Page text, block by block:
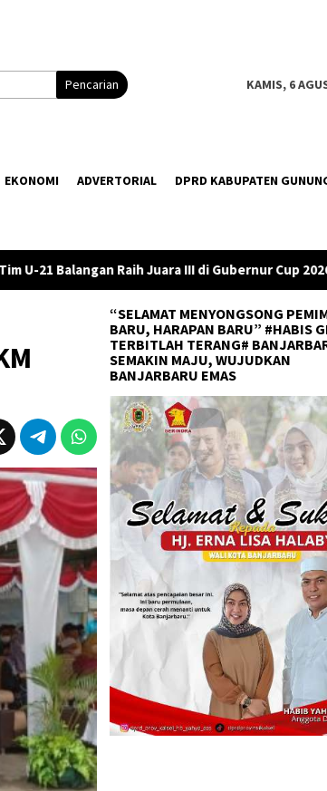
Pencarian KAMIS, 6
EKONOMI ADVERTORIAL DPRD KABUPATEN
di Gubernur Cup 2026 DPRD Tanah
“SELAMAT MENYONGSONG
BARU, HARAPAN BARU” #HABIS
TERBITLAH TERANG#
SEMAKIN MAJU, WUJUDKAN
BANJARBARU EMAS